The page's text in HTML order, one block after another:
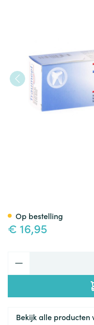
€ 16,95
Op bestelling
Bekijk alle producten